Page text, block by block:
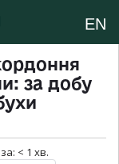
EN
за добу
< 1 хв.